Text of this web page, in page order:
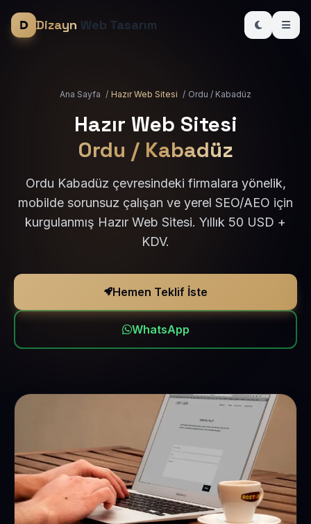
Dizayn Web Tasarım
Ana Sayfa / Hazır Web Sitesi / Ordu / Kabadüz
Hazır Web Sitesi
Ordu / Kabadüz
Ordu Kabadüz çevresindeki firmalara yönelik,
mobilde sorunsuz çalışan ve yerel SEO/AEO için
kurgulanmış Hazır Web Sitesi. Yıllık 50 USD +
KDV.
Hemen Teklif İste
WhatsApp